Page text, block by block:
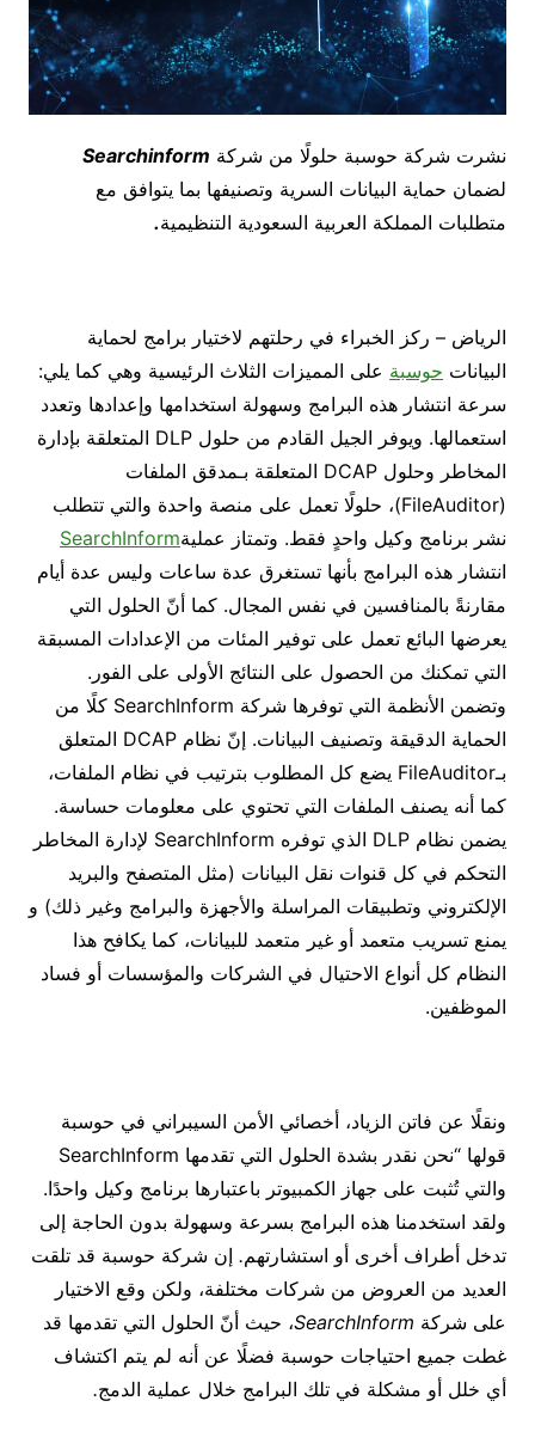
نشرت شركة حوسبة حلولًا من شركة Searchinform
لضمان حماية البيانات السرية وتصنيفها بما يتوافق مع
متطلبات المملكة العربية السعودية التنظيمية.
الرياض – ركز الخبراء في رحلتهم لاختيار برامج لحماية
البيانات حوسبة على المميزات الثلاث الرئيسية وهي كما يلي:
سرعة انتشار هذه البرامج وسهولة استخدامها وإعدادها وتعدد
استعمالها. ويوفر الجيل القادم من حلول DLP المتعلقة بإدارة
المخاطر وحلول DCAP المتعلقة بـمدقق الملفات
(FileAuditor)، حلولًا تعمل على منصة واحدة والتي تتطلب
نشر برنامج وكيل واحدٍ فقط. وتمتاز عمليةSearchInform
انتشار هذه البرامج بأنها تستغرق عدة ساعات وليس عدة أيام
مقارنةً بالمنافسين في نفس المجال. كما أنّ الحلول التي
يعرضها البائع تعمل على توفير المئات من الإعدادات المسبقة
التي تمكنك من الحصول على النتائج الأولى على الفور.
وتضمن الأنظمة التي توفرها شركة SearchInform كلًا من
الحماية الدقيقة وتصنيف البيانات. إنّ نظام DCAP المتعلق
بـFileAuditor يضع كل المطلوب بترتيب في نظام الملفات،
كما أنه يصنف الملفات التي تحتوي على معلومات حساسة.
يضمن نظام DLP الذي توفره SearchInform لإدارة المخاطر
التحكم في كل قنوات نقل البيانات (مثل المتصفح والبريد
الإلكتروني وتطبيقات المراسلة والأجهزة والبرامج وغير ذلك) و
يمنع تسريب متعمد أو غير متعمد للبيانات، كما يكافح هذا
النظام كل أنواع الاحتيال في الشركات والمؤسسات أو فساد
الموظفين.
ونقلًا عن فاتن الزياد، أخصائي الأمن السيبراني في حوسبة
قولها “نحن نقدر بشدة الحلول التي تقدمها SearchInform
والتي تُثبت على جهاز الكمبيوتر باعتبارها برنامج وكيل واحدًا.
ولقد استخدمنا هذه البرامج بسرعة وسهولة بدون الحاجة إلى
تدخل أطراف أخرى أو استشارتهم. إن شركة حوسبة قد تلقت
العديد من العروض من شركات مختلفة، ولكن وقع الاختيار
على شركة SearchInform، حيث أنّ الحلول التي تقدمها قد
غطت جميع احتياجات حوسبة فضلًا عن أنه لم يتم اكتشاف
أي خلل أو مشكلة في تلك البرامج خلال عملية الدمج.